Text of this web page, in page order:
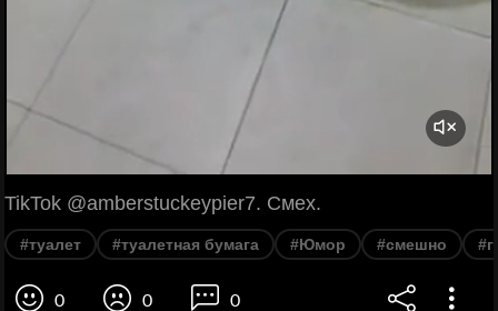
TikTok @amberstuckeypier7. Смех.
#туалет #туалетная бумага #Юмор #смешно
0 0 0